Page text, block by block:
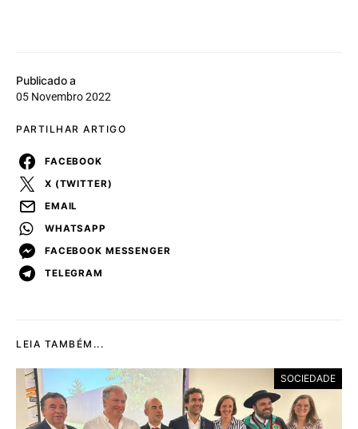
Publicado a
05 Novembro 2022
PARTILHAR ARTIGO
FACEBOOK
X (TWITTER)
EMAIL
WHATSAPP
FACEBOOK MESSENGER
TELEGRAM
LEIA TAMBÉM...
SOCIEDADE